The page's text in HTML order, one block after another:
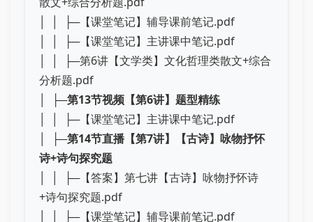
│ │ ├─【课堂笔记】辅导课前笔记.pdf
│ │ ├─【课堂笔记】主讲课中笔记.pdf
│ │ ├─第6讲【文学类】文化哲理类散文+综合
分析题.pdf
│ ├─第13节视频【第6讲】题型精练
│ │ ├─【课堂笔记】主讲课中笔记.pdf
│ ├─第14节直播【第7讲】【古诗】咏物抒怀
诗+诗句探究题
│ │ ├─【答案】第七讲【古诗】咏物抒怀诗
+诗句探究题.pdf
│ │ ├─【课堂笔记】辅导课前笔记.pdf